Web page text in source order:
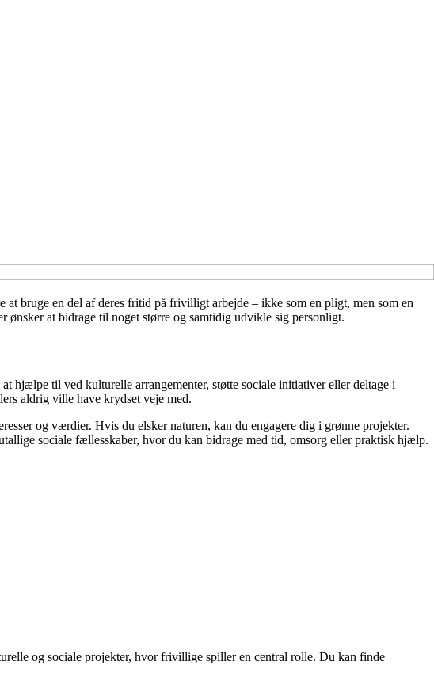
bruge en del af deres fritid på frivilligt arbejde – ikke som en pligt, men som en
at bidrage til noget større og samtidig udvikle sig personligt.
hjælpe til ved kulturelle arrangementer, støtte sociale initiativer eller deltage i
aldrig ville have krydset veje med.
og værdier. Hvis du elsker naturen, kan du engagere dig i grønne projekter.
sociale fællesskaber, hvor du kan bidrage med tid, omsorg eller praktisk hjælp.
og sociale projekter, hvor frivillige spiller en central rolle. Du kan finde